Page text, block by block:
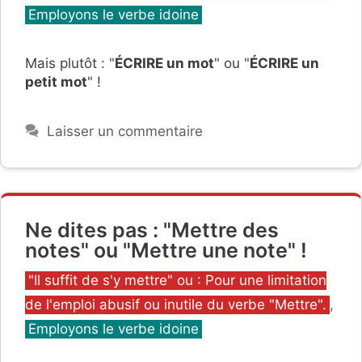
Employons le verbe idoine
Mais plutôt : "ÉCRIRE un mot" ou "ÉCRIRE un
petit mot" !
Laisser un commentaire
Ne dites pas : "Mettre des
notes" ou "Mettre une note" !
Catégories
"Il suffit de s'y mettre" ou : Pour une limitation
de l'emploi abusif ou inutile du verbe "Mettre". ,
Employons le verbe idoine